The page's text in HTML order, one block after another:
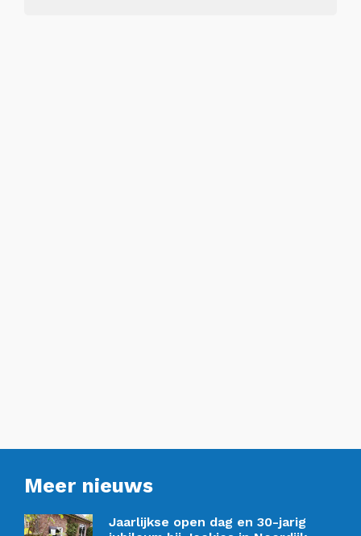
Meer nieuws
Jaarlijkse open dag en 30-jarig